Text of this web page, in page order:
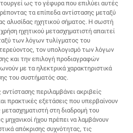
ως το γέφυρα που επιλύει αυτές
τα επίπεδα αντίστασης μεταξύ
αλυσίδας ηχητικού σήματος. Η σωστή
ηχητικού μετασχηματιστή απαιτεί
των λόγων τυλίγματος του
τον υπολογισμό των λόγων
και την επιλογή προδιαγραφών
με τα ηλεκτρικά χαρακτηριστικά
του συστήματός σας.
αντίστασης περιλαμβάνει ακριβείς
πρακτικές εξετάσεις που υπερβαίνουν
στη διαδρομή του
μηχανικοί ήχου πρέπει να λαμβάνουν
απόκρισης συχνότητας, τις